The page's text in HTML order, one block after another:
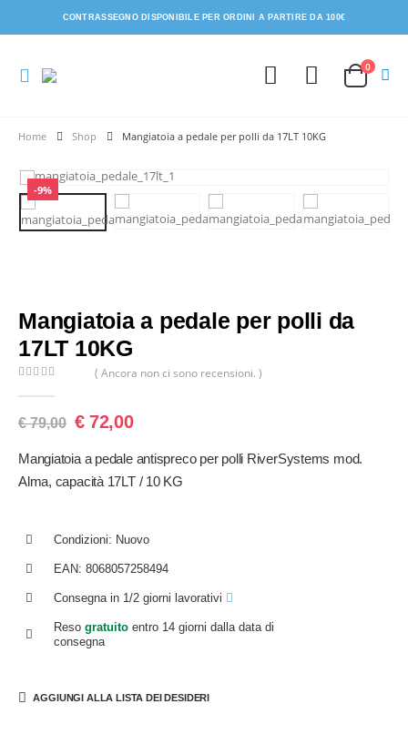
CONTRASSEGNO DISPONIBILE PER ORDINI A PARTIRE DA 100€
0
Shop Mangiatoia a pedale per polli da 17LT 10KG
-9%
Mangiatoia a pedale per polli da
17LT 10KG
( Ancora non ci sono recensioni. )
€79,00 €72,00
Mangiatoia a pedale antispreco per polli RiverSystems mod.
Alma, capacità 17LT / 10 KG
Condizioni: Nuovo
EAN: 8068057258494
Consegna in 1/2 giorni lavorativi
Reso gratuito entro 14 giorni dalla data di
consegna
AGGIUNGI ALLA LISTA DEI DESIDERI